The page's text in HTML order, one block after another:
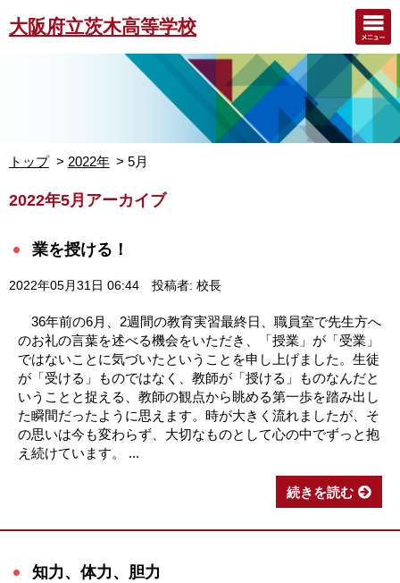
大阪府立茨木高等学校
トップ 2022年 5月
2022年5月アーカイブ
業を授ける！
2022年05月31日 06:44 投稿者: 校長
36年前の6月、2週間の教育実習最終日、職員室で先生方へ
のお礼の言葉を述べる機会をいただき、「授業」が「受業」
ではないことに気づいたということを申し上げました。生徒
が「受ける」ものではなく、教師が「授ける」ものなんだと
いうことと捉える、教師の観点から眺める第一歩を踏み出し
た瞬間だったように思えます。時が大きく流れましたが、そ
の思いは今も変わらず、大切なものとして心の中でずっと抱
え続けています。 ...
続きを読む
知力、体力、胆力